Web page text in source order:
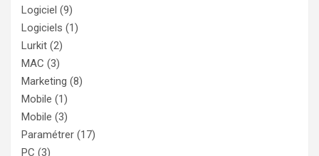
Logiciel (9)
Logiciels (1)
Lurkit (2)
MAC (3)
Marketing (8)
Mobile (1)
Mobile (3)
Paramétrer (17)
PC (3)